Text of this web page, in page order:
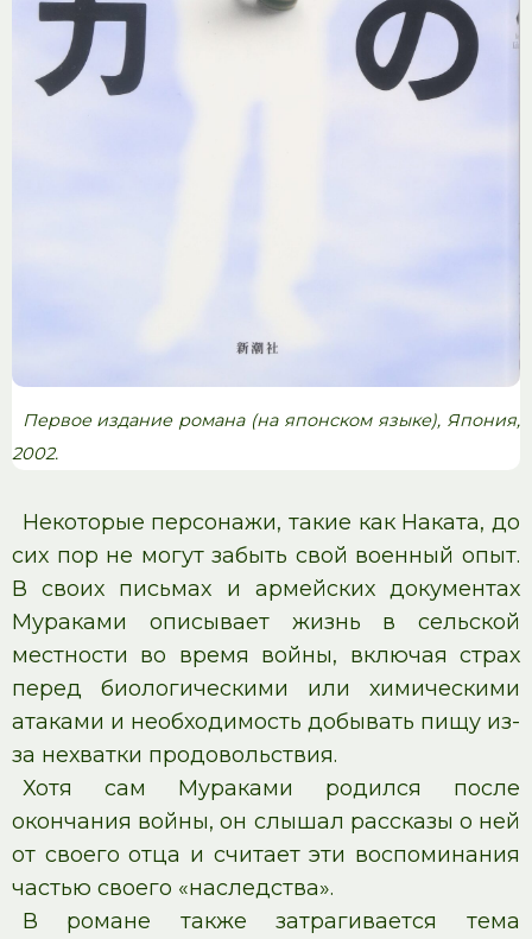
Первое издание романа (на японском языке), Япония,
2002.
Некоторые персонажи, такие как Наката, до
сих пор не могут забыть свой военный опыт.
В своих письмах и армейских документах
Мураками описывает жизнь в сельской
местности во время войны, включая страх
перед биологическими или химическими
атаками и необходимость добывать пищу из-
за нехватки продовольствия.
Хотя сам Мураками родился после
окончания войны, он слышал рассказы о ней
от своего отца и считает эти воспоминания
частью своего «наследства».
В романе также затрагивается тема